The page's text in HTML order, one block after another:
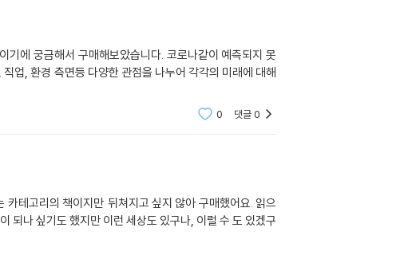
에 궁금해서 구매해보았습니다. 코로나같이 예측되지 못
업, 환경 측면등 다양한 관점을 나누어 각각의 미래에 대해
0 댓글0
되나 싶기도 했지만 이런 세상도 있구나, 이럴 수 도 있겠구